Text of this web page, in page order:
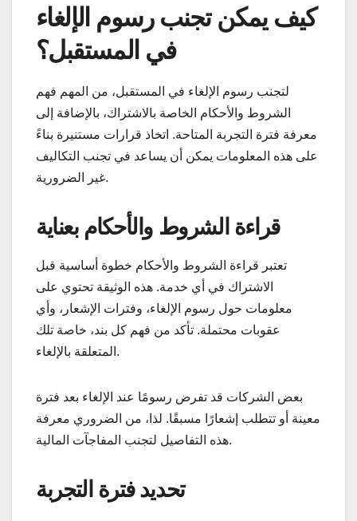
كيف يمكن تجنب رسوم الإلغاء
في المستقبل؟
لتجنب رسوم الإلغاء في المستقبل، من المهم فهم
الشروط والأحكام الخاصة بالاشتراك، بالإضافة إلى
معرفة فترة التجربة المتاحة. اتخاذ قرارات مستنيرة بناءً
على هذه المعلومات يمكن أن يساعد في تجنب التكاليف
غير الضرورية.
قراءة الشروط والأحكام بعناية
تعتبر قراءة الشروط والأحكام خطوة أساسية قبل
الاشتراك في أي خدمة. هذه الوثيقة تحتوي على
معلومات حول رسوم الإلغاء، وفترات الإشعار، وأي
عقوبات محتملة. تأكد من فهم كل بند، خاصة تلك
المتعلقة بالإلغاء.
بعض الشركات قد تفرض رسومًا عند الإلغاء بعد فترة
معينة أو تتطلب إشعارًا مسبقًا. لذا، من الضروري معرفة
هذه التفاصيل لتجنب المفاجآت المالية.
تحديد فترة التجربة